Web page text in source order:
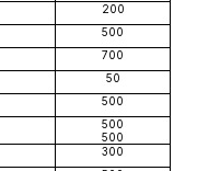
200
500
700
50
500
500
500
300